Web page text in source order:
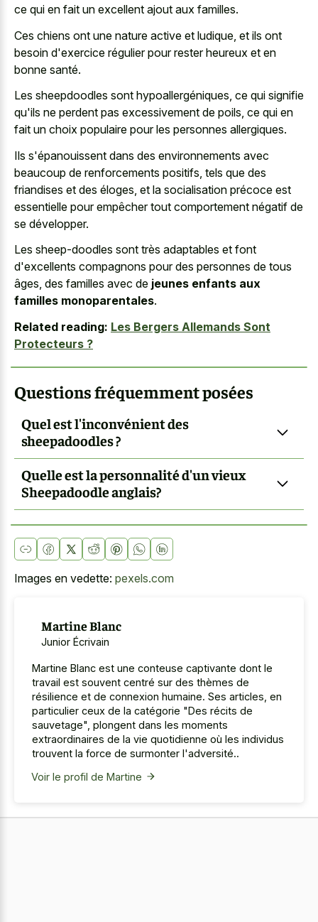
ce qui en fait un excellent ajout aux familles.
Ces chiens ont une nature active et ludique, et ils ont
besoin d'exercice régulier pour rester heureux et en
bonne santé.
Les sheepdoodles sont hypoallergéniques, ce qui signifie
qu'ils ne perdent pas excessivement de poils, ce qui en
fait un choix populaire pour les personnes allergiques.
Ils s'épanouissent dans des environnements avec
beaucoup de renforcements positifs, tels que des
friandises et des éloges, et la socialisation précoce est
essentielle pour empêcher tout comportement négatif de
se développer.
Les sheep-doodles sont très adaptables et font
d'excellents compagnons pour des personnes de tous
âges, des familles avec de jeunes enfants aux
familles monoparentales.
Related reading: Les Bergers Allemands Sont
Protecteurs ?
Questions fréquemment posées
Quel est l'inconvénient des
sheepadoodles ?
Quelle est la personnalité d'un vieux
Sheepadoodle anglais?
Images en vedette: pexels.com
Martine Blanc
Junior Écrivain
Martine Blanc est une conteuse captivante dont le
travail est souvent centré sur des thèmes de
résilience et de connexion humaine. Ses articles, en
particulier ceux de la catégorie "Des récits de
sauvetage", plongent dans les moments
extraordinaires de la vie quotidienne où les individus
trouvent la force de surmonter l'adversité..
Voir le profil de Martine